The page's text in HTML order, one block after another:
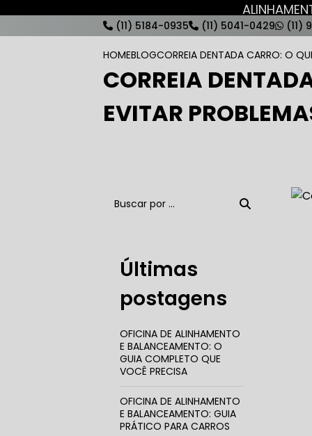
AUTO
AUTO
TROCA
(11) 5184-0935 (11) 5041-0429 (11)
HOMEBLOGCORREIA DENTADA CARRO: O
CORREIA
EVITAR
Últimas
postagens
OFICINA DE ALINHAMENTO
E BALANCEAMENTO: O
GUIA COMPLETO QUE
VOCÊ PRECISA
OFICINA DE ALINHAMENTO
E BALANCEAMENTO: GUIA
PRÁTICO PARA CARROS